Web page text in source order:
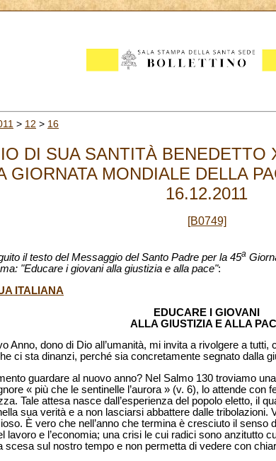
> 12 > 16
DI SUA SANTITÀ BENEDETTO
GIORNATA MONDIALE DELLA
16.12.2011
[B0749]
il testo del Messaggio del Santo Padre per la 45a
"Educare i giovani alla giustizia e alla pace":
ITALIANA
EDUCARE I GIOVANI
ALLA GIUSTIZIA E ALLA
Anno, dono di Dio all’umanità, mi invita a rivolgere a
ci sta dinanzi, perché sia concretamente segnato dalla
guardare al nuovo anno? Nel Salmo 130 troviamo
« più che le sentinelle l’aurora » (v. 6), lo attende
Tale attesa nasce dall’esperienza del popolo eletto, il
sua verità e a non lasciarsi abbattere dalle tribolazioni.
È vero che nell’anno che termina è cresciuto il
lavoro e l’economia; una crisi le cui radici sono anzitutto
scesa sul nostro tempo e non permetta di vedere con